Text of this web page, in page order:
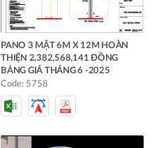
PANO 3 MẶT 6M X 12M HOÀN
THIỆN 2,382,568,141 ĐỒNG
BẢNG GIÁ THÁNG 6 -2025
Code: 5758